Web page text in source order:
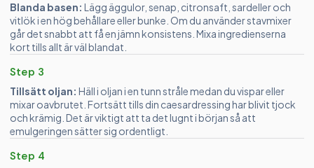
Blanda basen: Lägg äggulor, senap, citronsaft, sardeller och
vitlök i en hög behållare eller bunke. Om du använder stavmixer
går det snabbt att få en jämn konsistens. Mixa ingredienserna
kort tills allt är väl blandat.
Step 3
Tillsätt oljan: Häll i oljan i en tunn stråle medan du vispar eller
mixar oavbrutet. Fortsätt tills din caesardressing har blivit tjock
och krämig. Det är viktigt att ta det lugnt i början så att
emulgeringen sätter sig ordentligt.
Step 4